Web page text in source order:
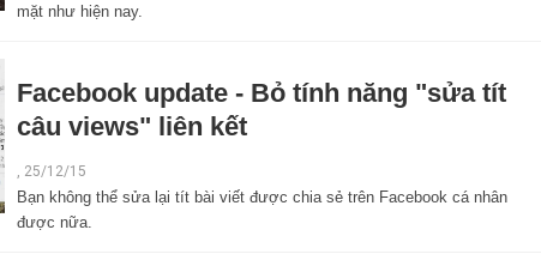
mặt như hiện nay.
Facebook update - Bỏ tính năng "sửa tít
câu views" liên kết
25/12/15
Bạn không thể sửa lại tít bài viết được chia sẻ trên Facebook cá nhân
được nữa.